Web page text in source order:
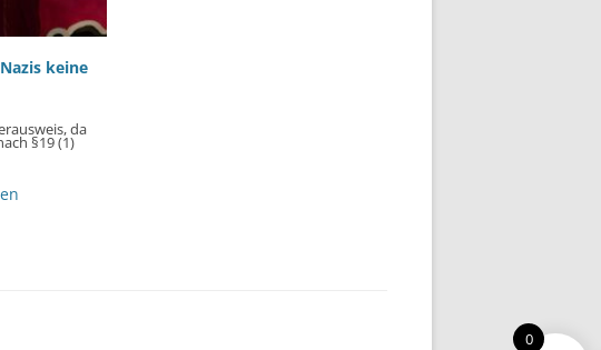
keine
da
§19 (1)
0